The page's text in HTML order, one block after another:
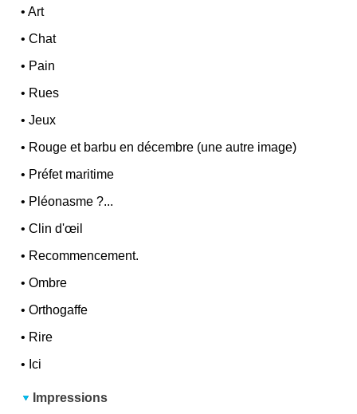
•Art
•Chat
• Pain
• Rues
•Jeux
• Rouge et barbu en décembre (une autre image)
• Préfet maritime
• Pléonasme ?...
•Clin d'œil
• Recommencement.
•Ombre
•Orthogaffe
• Rire
• Ici
Impressions